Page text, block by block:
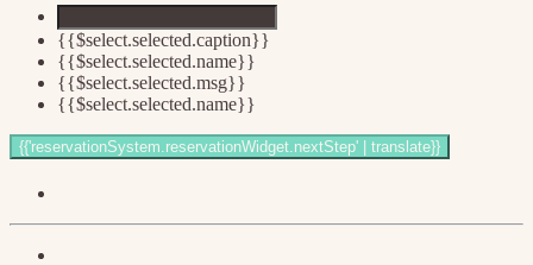
{{$select.selected.caption}}
{{$select.selected.name}}
{{$select.selected.msg}}
{{$select.selected.name}}